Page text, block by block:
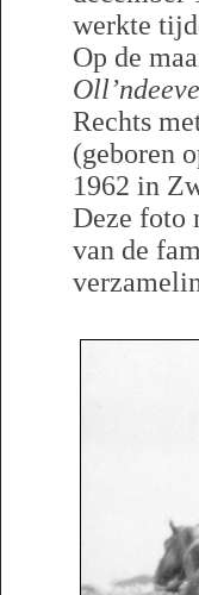
werkte
Op de
Rechts
(geboren
1962 in
Deze foto
van de